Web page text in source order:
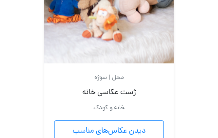
محل | سوژه
ژست عکاسی خانه
خانه و کودک
دیدن عکاس‌های مناسب